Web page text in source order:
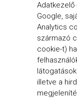
Adatkezelő
Google,
Analytics
származó
cookie-t)
illetve a